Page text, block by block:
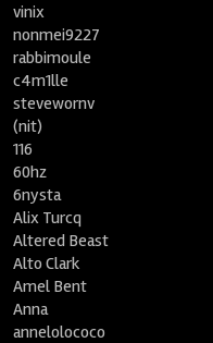
vinix
nonmei9227
rabbimoule
c4m1lle
stevewornv
(nit)
116
60hz
6nysta
Alix Turcq
Altered Beast
Alto Clark
Amel Bent
Anna
annelolococo